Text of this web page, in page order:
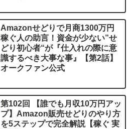
Amazonせどりで月商1300万円
稼ぐ人の助言！資金が少ない”せ
どり初心者“が『仕入れの際に意
識するべき大事な事』【第2話】
オークファン公式
第102回 【誰でも月収10万円アッ
プ】Amazon販売せどりのやり方
を5ステップで完全解説【稼ぐ 実